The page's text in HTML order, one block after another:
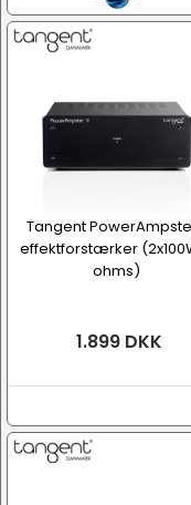
Tangent
effektforstærker
ohms)
1.899 DKK